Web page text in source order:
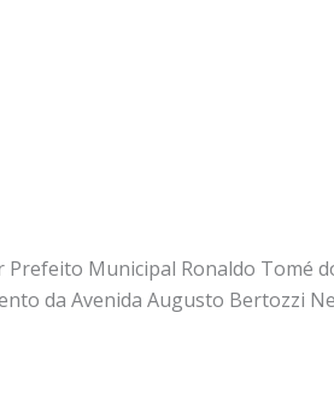
Municipal Ronaldo Tomé
da Avenida Augusto Bertozzi